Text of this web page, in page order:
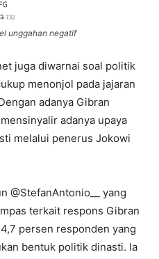
unggahan negatif
juga diwarnai soal politik
menonjol pada jajaran
adanya Gibran
adanya upaya
melalui penerus Jokowi
@StefanAntonio__ yang
terkait respons Gibran
persen responden yang
bentuk politik dinasti. Ia